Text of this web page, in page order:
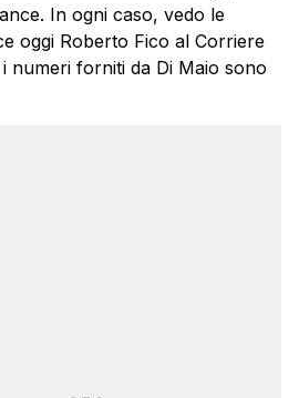
In ogni caso, vedo le
oggi Roberto Fico al Corriere
numeri forniti da Di Maio sono